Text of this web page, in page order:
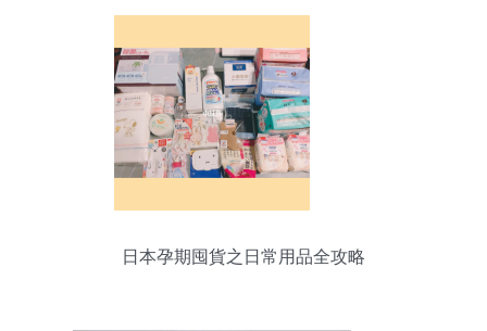
日本孕期囤貨之日常用品全攻略